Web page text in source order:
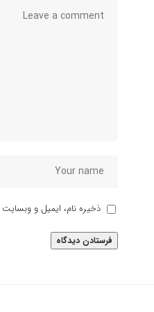
ذخیره نام، ایمیل و